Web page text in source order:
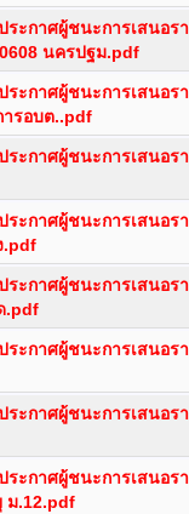
ระกาศผู้ชนะการเสนอร
นครปฐม.pdf
ระกาศผู้ชนะการเสนอ
ารอบต..pdf
ระกาศผู้ชนะการเสนอ
ระกาศผู้ชนะการเสนอร
.pdf
ระกาศผู้ชนะการเสนอร
.pdf
ระกาศผู้ชนะการเสนอร
ระกาศผู้ชนะการเสนอร
ระกาศผู้ชนะการเสนอร
ม.12.pdf